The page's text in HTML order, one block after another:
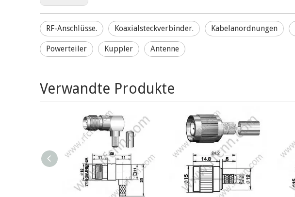
RF-Anschlüsse. Koaxialsteckverbinder. Kabelanordnungen
Powerteiler Kuppler Antenne
Verwandte Produkte